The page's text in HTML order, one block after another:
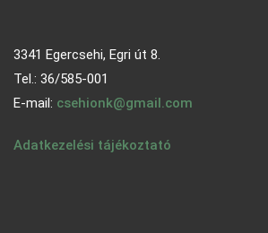
3341 Egercsehi, Egri út 8.
Tel.: 36/585-001
E-mail: csehionk@gmail.com
Adatkezelési tájékoztató